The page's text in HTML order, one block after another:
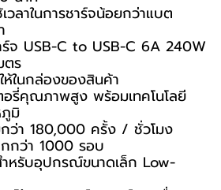
วลาในการชาร์จน้อยกว่าแบต
จ USB-C to USB-C 6A 240W
ตร
ห้ในกล่องของสินค้า
อรี่คุณภาพสูง พร้อมเทคโนโลยี
มิ
า 180,000 ครั้ง / ชั่วโมง
กว่า 1000 รอบ
หรับอุปกรณ์ขนาดเล็ก Low-